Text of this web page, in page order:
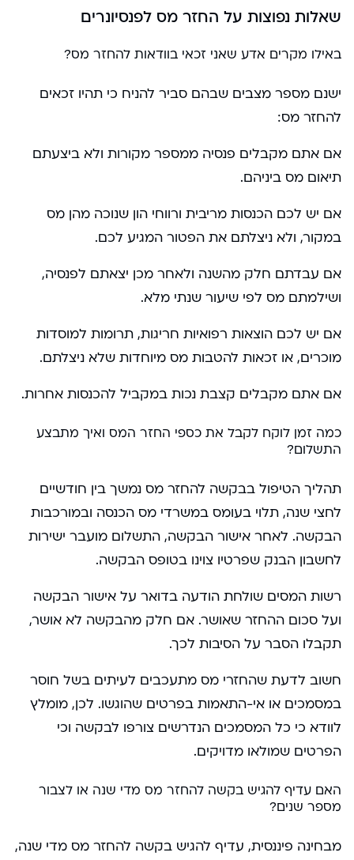
שאלות נפוצות על החזר מס לפנסיונרים
באילו מקרים אדע שאני זכאי בוודאות להחזר מס?
ישנם מספר מצבים שבהם סביר להניח כי תהיו זכאים
להחזר מס:
אם אתם מקבלים פנסיה ממספר מקורות ולא ביצעתם
תיאום מס ביניהם.
אם יש לכם הכנסות מריבית ורווחי הון שנוכה מהן מס
במקור, ולא ניצלתם את הפטור המגיע לכם.
אם עבדתם חלק מהשנה ולאחר מכן יצאתם לפנסיה,
ושילמתם מס לפי שיעור שנתי מלא.
אם יש לכם הוצאות רפואיות חריגות, תרומות למוסדות
מוכרים, או זכאות להטבות מס מיוחדות שלא ניצלתם.
אם אתם מקבלים קצבת נכות במקביל להכנסות אחרות.
כמה זמן לוקח לקבל את כספי החזר המס ואיך מתבצע
התשלום?
תהליך הטיפול בבקשה להחזר מס נמשך בין חודשיים
לחצי שנה, תלוי בעומס במשרדי מס הכנסה ובמורכבות
הבקשה. לאחר אישור הבקשה, התשלום מועבר ישירות
לחשבון הבנק שפרטיו צוינו בטופס הבקשה.
רשות המסים שולחת הודעה בדואר על אישור הבקשה
ועל סכום ההחזר שאושר. אם חלק מהבקשה לא אושר,
תקבלו הסבר על הסיבות לכך.
חשוב לדעת שהחזרי מס מתעכבים לעיתים בשל חוסר
במסמכים או אי-התאמות בפרטים שהוגשו. לכן, מומלץ
לוודא כי כל המסמכים הנדרשים צורפו לבקשה וכי
הפרטים שמולאו מדויקים.
האם עדיף להגיש בקשה להחזר מס מדי שנה או לצבור
מספר שנים?
מבחינה פיננסית, עדיף להגיש בקשה להחזר מס מדי שנה,